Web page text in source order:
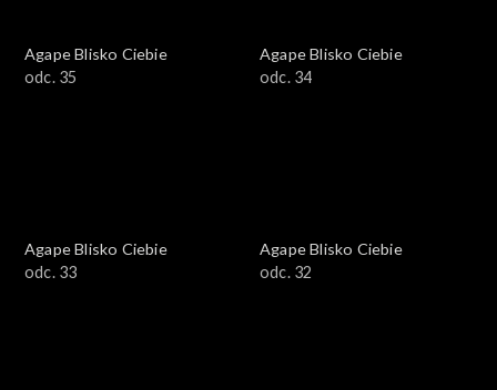
Agape Blisko Ciebie
odc. 35
Agape Blisko Ciebie
odc. 34
Agape Blisko Ciebie
odc. 33
Agape Blisko Ciebie
odc. 32